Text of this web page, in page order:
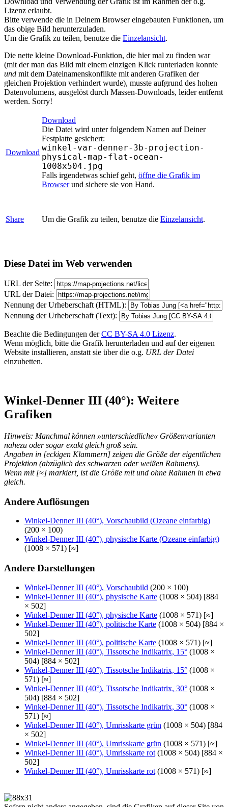
Lizenz erlaubt.
Bitte verwende die in Deinem Browser eingebauten Funktionen, um
das obige Bild herunterzuladen.
Um die Grafik zu teilen, benutze die Einzelansicht.
Die nette kleine Download-Funktion, die hier mal zu finden war
(mit der man das Bild mit einem einzigen Klick runterladen konnte
und mit dem Dateinamenskonflikte mit anderen Grafiken der
gleichen Projektion verhindert wurde), musste aufgrund des hohen
Datenvolumens, ausgelöst durch Massen-Downloads, leider entfernt
werden. Sorry!
Download
Download
Die Datei wird unter folgendem Namen auf Deiner
Festplatte gesichert:
winkel-var-denner-3b-projection-
physical-map-flat-ocean-
1008x504.jpg
Falls irgendetwas schief geht, öffne die Grafik im
Browserund sichere sie von Hand.
Share Um die Grafik zu teilen, benutze die Einzelansicht.
Diese Datei im Web verwenden
URL der Seite:
URL der Datei:
Nennung der Urheberschaft (HTML):
Nennung der Urheberschaft (Text):
Beachte die Bedingungen derCC BY-SA 4.0 Lizenz.
Wenn möglich, bitte die Grafik herunterladen und auf der eigenen
Website installieren, anstatt sie über die o.g. URL der Datei
einzubetten.
Winkel-Denner III (40°): Weitere
Grafiken
Hinweis: Manchmal können »unterschiedliche« Größenvarianten
nahezu oder sogar exakt gleich groß sein.
Angaben in [eckigen Klammern] zeigen die Größe der eigentlichen
Projektion (abzüglich des schwarzen oder weißen Rahmens).
Wenn mit [≈] markiert, ist die Größe mit und ohne Rahmen in etwa
gleich.
Andere Auflösungen
Winkel-Denner III (40°), Vorschaubild (Ozeane einfarbig)
(200 × 100)
Winkel-Denner III (40°), physische Karte (Ozeane einfarbig)
(1008 × 571) [≈]
Andere Darstellungen
Winkel-Denner III (40°), Vorschaubild (200 × 100)
Winkel-Denner III (40°), physische Karte (1008 × 504) [884
× 502]
Winkel-Denner III (40°), physische Karte (1008 × 571) [≈]
Winkel-Denner III (40°), politische Karte (1008 × 504) [884 ×
502]
Winkel-Denner III (40°), politische Karte (1008 × 571) [≈]
Winkel-Denner III (40°), Tissotsche Indikatrix, 15° (1008 ×
504) [884 × 502]
Winkel-Denner III (40°), Tissotsche Indikatrix, 15° (1008 ×
571) [≈]
Winkel-Denner III (40°), Tissotsche Indikatrix, 30° (1008 ×
504) [884 × 502]
Winkel-Denner III (40°), Tissotsche Indikatrix, 30° (1008 ×
571) [≈]
Winkel-Denner III (40°), Umrisskarte grün (1008 × 504) [884
× 502]
Winkel-Denner III (40°), Umrisskarte grün (1008 × 571) [≈]
Winkel-Denner III (40°), Umrisskarte rot (1008 × 504) [884 ×
502]
Winkel-Denner III (40°), Umrisskarte rot (1008 × 571) [≈]